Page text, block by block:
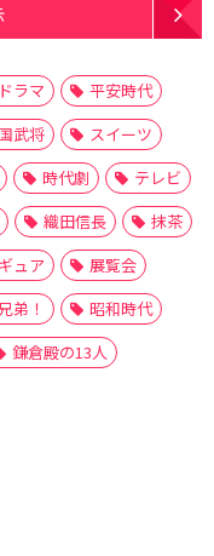
ラマ
平安時代
武将
スイーツ
時代劇
テレビ
織田信長
抹茶
ュア
展覧会
弟！
昭和時代
鎌倉殿の13人